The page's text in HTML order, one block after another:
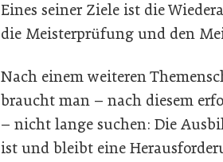
Eines seiner Ziele ist die
die Meisterprüfung und den
Nach einem weiteren
braucht man – nach diesem
– nicht lange suchen: Die
ist und bleibt eine